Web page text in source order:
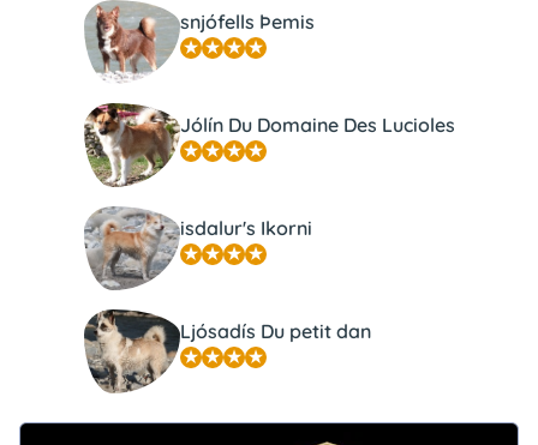
snjófells Þemis
Jólín Du Domaine Des Lucioles
isdalur's Ikorni
Ljósadís Du petit dan